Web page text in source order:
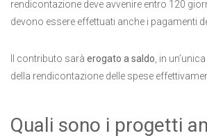
rendicontazione deve avvenire entro 120
devono essere effettuati anche i pagamenti
Il contributo sarà erogato a saldo , in
della rendicontazione delle spese
Quali sono i progetti